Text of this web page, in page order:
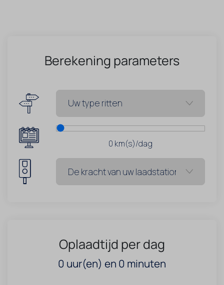
Berekening parameters
0 km(s)/dag
Oplaadtijd per dag
0 uur(en) en 0 minuten